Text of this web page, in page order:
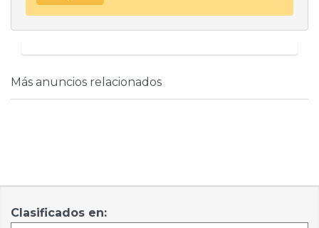
Más anuncios relacionados
Clasificados en: